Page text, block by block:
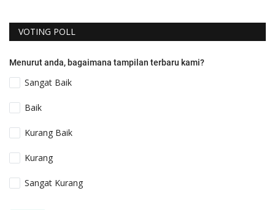
VOTING POLL
Menurut anda, bagaimana tampilan terbaru kami?
Sangat Baik
Baik
Kurang Baik
Kurang
Sangat Kurang